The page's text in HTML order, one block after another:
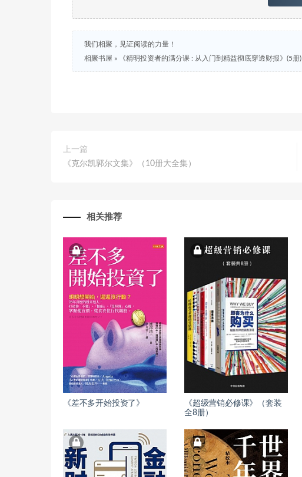
我们相聚，见证阅读的力量！
相聚书屋 » 《精明投资者的满分课 : 从入门到精益彻底穿透财报》(5册)
上一篇
《克尔凯郭尔文集》（10册大全集）
相关推荐
《差不多开始投资了》
《超级营销必修课》（套装
全8册）